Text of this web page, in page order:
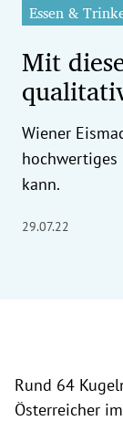
Untermenü
Untermenü
Untermenü
Essen &
Mit
Wiener
hochwertiges
kann.
29.07.22
Rund 64
Österreicher